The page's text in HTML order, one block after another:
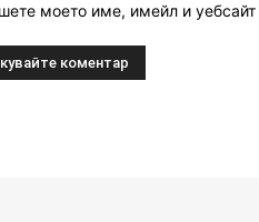
моето име, имейл и